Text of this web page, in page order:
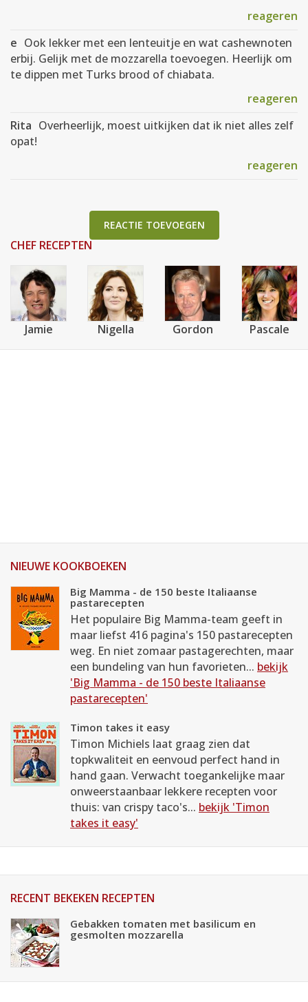
reageren
e Ook lekker met een lenteuitje en wat cashewnoten
erbij. Gelijk met de mozzarella toevoegen. Heerlijk om
te dippen met Turks brood of chiabata.
reageren
Rita Overheerlijk, moest uitkijken dat ik niet alles zelf
opat!
reageren
REACTIE TOEVOEGEN
CHEF RECEPTEN
Jamie Nigella Gordon Pascale
NIEUWE KOOKBOEKEN
Big Mamma - de 150 beste Italiaanse
pastarecepten
Het populaire Big Mamma-team geeft in
maar liefst 416 pagina's 150 pastarecepten
weg. En niet zomaar pastagerechten, maar
een bundeling van hun favorieten... bekijk
'Big Mamma - de 150 beste Italiaanse
pastarecepten'
Timon takes it easy
Timon Michiels laat graag zien dat
topkwaliteit en eenvoud perfect hand in
hand gaan. Verwacht toegankelijke maar
onweerstaanbaar lekkere recepten voor
thuis: van crispy taco's... bekijk 'Timon
takes it easy'
RECENT BEKEKEN RECEPTEN
Gebakken tomaten met basilicum en
gesmolten mozzarella